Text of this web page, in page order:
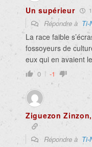
Un supérieur
Répondre à Ti-
La race faible
fossoyeurs de
eux qui en avaient
0 -1
Ziguezon
Répondre à Ti-